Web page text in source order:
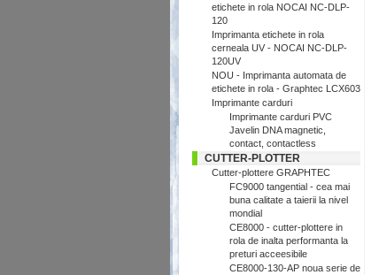
etichete in rola NOCAI NC-DLP-
120
Imprimanta etichete in rola
cerneala UV - NOCAI NC-DLP-
120UV
NOU - Imprimanta automata de
etichete in rola - Graphtec LCX603
Imprimante carduri
Imprimante carduri PVC
Javelin DNA magnetic,
contact, contactless
CUTTER-PLOTTER
Cutter-plottere GRAPHTEC
FC9000 tangential - cea mai
buna calitate a taierii la nivel
mondial
CE8000 - cutter-plottere in
rola de inalta performanta la
preturi acceesibile
CE8000-130-AP noua serie de